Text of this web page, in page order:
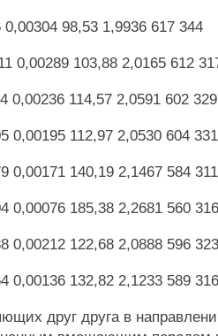
98,53 1,9936 617 344
0,00289 103,88 2,0165 612
0,00236 114,57 2,0591 602 329
0,00195 112,97 2,0530 604 331
0,00171 140,19 2,1467 584 311
0,00076 185,38 2,2681 560
0,00212 122,68 2,0888 596
0,00136 132,82 2,1233 589
друг друга в